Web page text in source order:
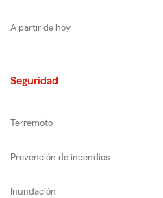
A partir de hoy
Seguridad
Terremoto
Prevención de incendios
Inundación